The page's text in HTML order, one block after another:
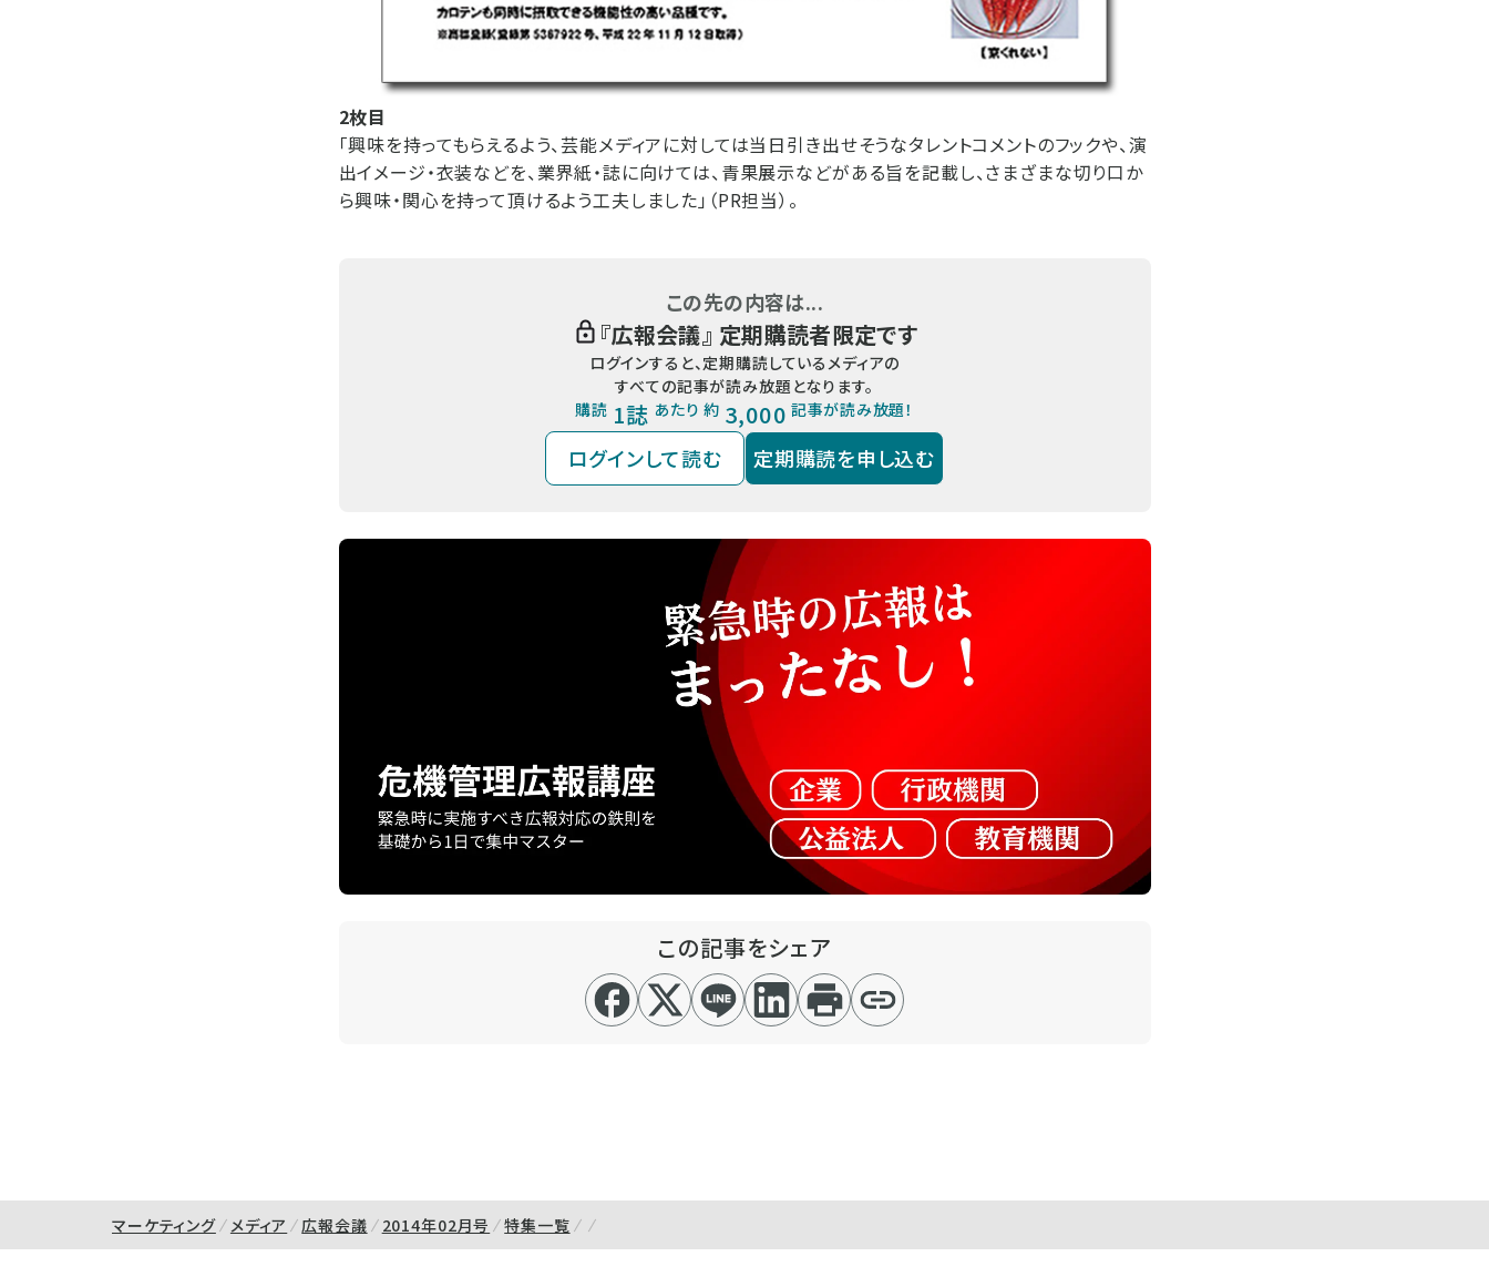
2枚目
「興味を持ってもらえるよう、芸能メディアに対しては当日引き出せそうなタレントコメントのフックや、演
出イメージ・衣装などを、業界紙・誌に向けては、青果展示などがある旨を記載し、さまざまな切り口か
ら興味・関心を持って頂けるよう工夫しました」（PR担当）。
この先の内容は...
『広報会議』 定期購読者限定です
ログインすると、定期購読しているメディアの
すべての記事が読み放題となります。
購読 1誌 あたり 約 3,000 記事が読み放題！
ログインして読む 定期購読を申し込む
この記事をシェア
マーケティング メディア 広報会議 2014年02月号 特集一覧